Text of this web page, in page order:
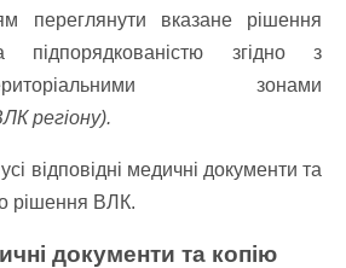
переглянути вказане рішення
згідно з
територіальними зонами
регіону).
відповідні медичні документи та
рішення ВЛК.
документи та копію